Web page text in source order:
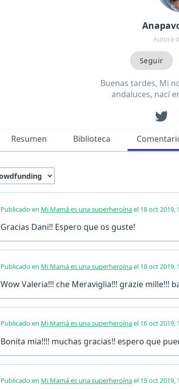
Autora
Buenas tardes, Mi
andaluces, nací
Resumen Biblioteca
Publicado en Mi Mamá es una superheroínael 18 oct 2019,
Gracias Dani!! Espero que os guste!
Publicado en Mi Mamá es una superheroínael 18 oct 2019,
Wow Valeria!!! che Meraviglia!!! grazie mille!!!
Publicado en Mi Mamá es una superheroínael 16 oct 2019,
Bonita mia!!!! muchas gracias!! espero que
Publicado en Mi Mamá es una superheroínael 15 oct 2019,